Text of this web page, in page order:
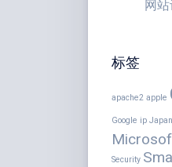
网
标签
apache2 apple
Google ip Japan
Security